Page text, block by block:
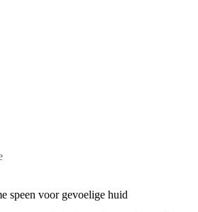
speen voor gevoelige huid